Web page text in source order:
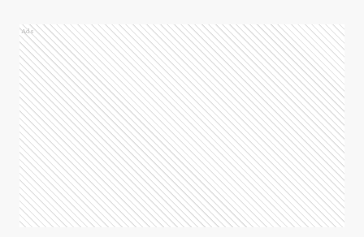
Ads